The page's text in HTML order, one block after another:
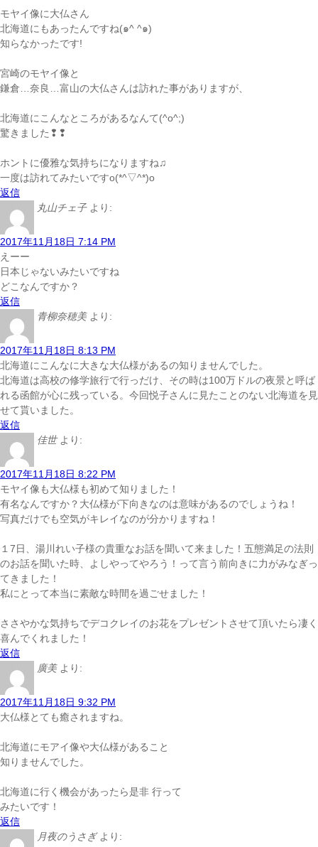
モヤイ像に大仏さん
北海道にもあったんですね(๑^ ^๑)
知らなかったです!
宮崎のモヤイ像と
鎌倉…奈良…富山の大仏さんは訪れた事がありますが、
北海道にこんなところがあるなんて(^o^;)
驚きました❢❢
ホントに優雅な気持ちになりますね♫
一度は訪れてみたいですo(*^▽^*)o
返信
丸山チェ子 より:
2017年11月18日 7:14 PM
えーー
日本じゃないみたいですね
どこなんですか？
返信
青柳奈穂美 より:
2017年11月18日 8:13 PM
北海道にこんなに大きな大仏様があるの知りませんでした。
北海道は高校の修学旅行で行っだけ、その時は100万ドルの夜景と呼ば
れる函館が心に残っている。今回悦子さんに見たことのない北海道を見
せて貰いました。
返信
佳世 より:
2017年11月18日 8:22 PM
モヤイ像も大仏様も初めて知りました！
有名なんですか？大仏様が下向きなのは意味があるのでしょうね！
写真だけでも空気がキレイなのが分かりますね！
１7日、湯川れい子様の貴重なお話を聞いて来ました！五態満足の法則
のお話を聞いた時、よしやってやろう！って言う前向きに力がみなぎっ
てきました！
私にとって本当に素敵な時間を過ごせました！
ささやかな気持ちでデコクレイのお花をプレゼントさせて頂いたら凄く
喜んでくれました！
返信
廣美 より:
2017年11月18日 9:32 PM
大仏様とても癒されますね。
北海道にモアイ像や大仏様があること
知りませんでした。
北海道に行く機会があったら是非 行って
みたいです！
返信
月夜のうさぎ より: